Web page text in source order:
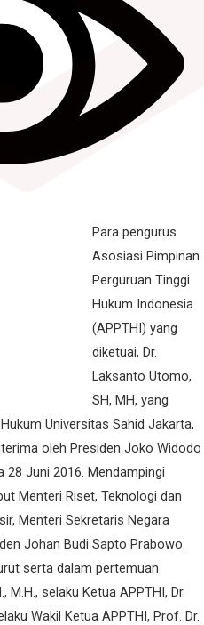
Para pengurus
Asosiasi Pimpinan
Perguruan Tinggi
Hukum Indonesia
(APPTHI) yang
diketuai, Dr.
Laksanto Utomo,
SH, MH, yang
Universitas Sahid Jakarta,
oleh Presiden Joko Widodo
28 Juni 2016. Mendampingi
Menteri Riset, Teknologi dan
Menteri Sekretaris Negara
Johan Budi Sapto Prabowo.
serta dalam pertemuan
M.H., selaku Ketua APPTHI, Dr.
Wakil Ketua APPTHI, Prof. Dr.